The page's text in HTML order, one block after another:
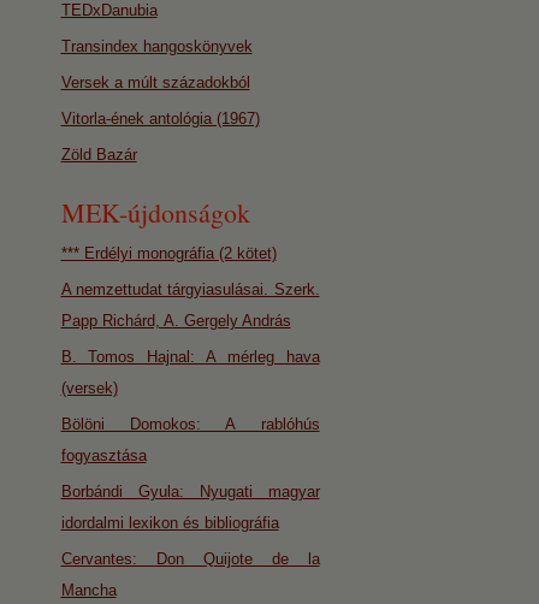
TEDxDanubia
Transindex hangoskönyvek
Versek a múlt századokból
Vitorla-ének antológia (1967)
Zöld Bazár
MEK-újdonságok
*** Erdélyi monográfia (2 kötet)
A nemzettudat tárgyiasulásai. Szerk.
Papp Richárd, A. Gergely András
B. Tomos Hajnal: A mérleg hava
(versek)
Bölöni Domokos: A rablóhús
fogyasztása
Borbándi Gyula: Nyugati magyar
idordalmi lexikon és bibliográfia
Cervantes: Don Quijote de la
Mancha